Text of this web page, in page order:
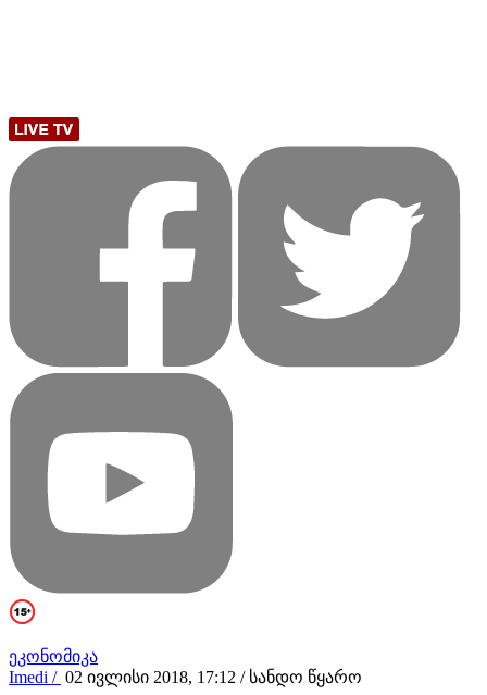
ეკონომიკა
Imedi / 02 ივლისი 2018, 17:12 / სანდო წყარო